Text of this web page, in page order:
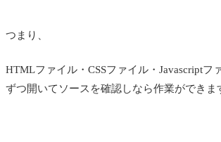
つまり、
HTMLファイル・CSSファイル・Javascriptフ
ずつ開いてソースを確認しなら作業ができま